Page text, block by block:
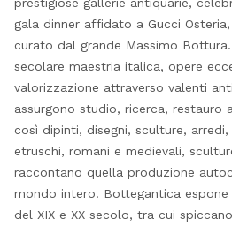
gala dinner affidato a Gucci
curato dal grande Massimo
secolare maestria italica, opere
valorizzazione attraverso valenti
assurgono studio, ricerca, restauro
così dipinti, disegni, sculture,
etruschi, romani e medievali,
raccontano quella produzione
mondo intero. Bottegantica
del XIX e XX secolo, tra cui